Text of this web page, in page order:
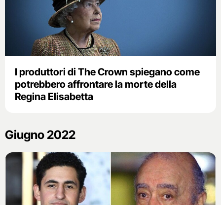
I produttori di The Crown spiegano come
potrebbero affrontare la morte della
Regina Elisabetta
Giugno 2022